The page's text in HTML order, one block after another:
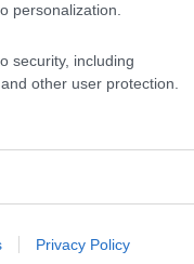
personalization.
security, including
other user protection.
Privacy Policy